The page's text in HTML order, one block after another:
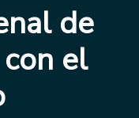
de
el